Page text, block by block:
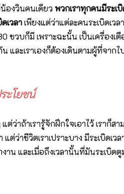
น้องวินคนเดียวพวกเราทุกคนมีระเ
เวลาเพียงแต่ว่าแต่ละคนระเบิดเว
วบก็มี เพราะฉะนั้น เป็นเครื่องเตื
ละเราเองก็ต้องเดินตามผู้ที่จาก
ะโยชน์
าถ้าเรารู้จักฝึกใจเอาไว้ เราก็สา
าชีวิตเราเปราะบาง มีระเบิดเวล
าน และเมื่อถึงเวลานั้นที่มันระเบิด